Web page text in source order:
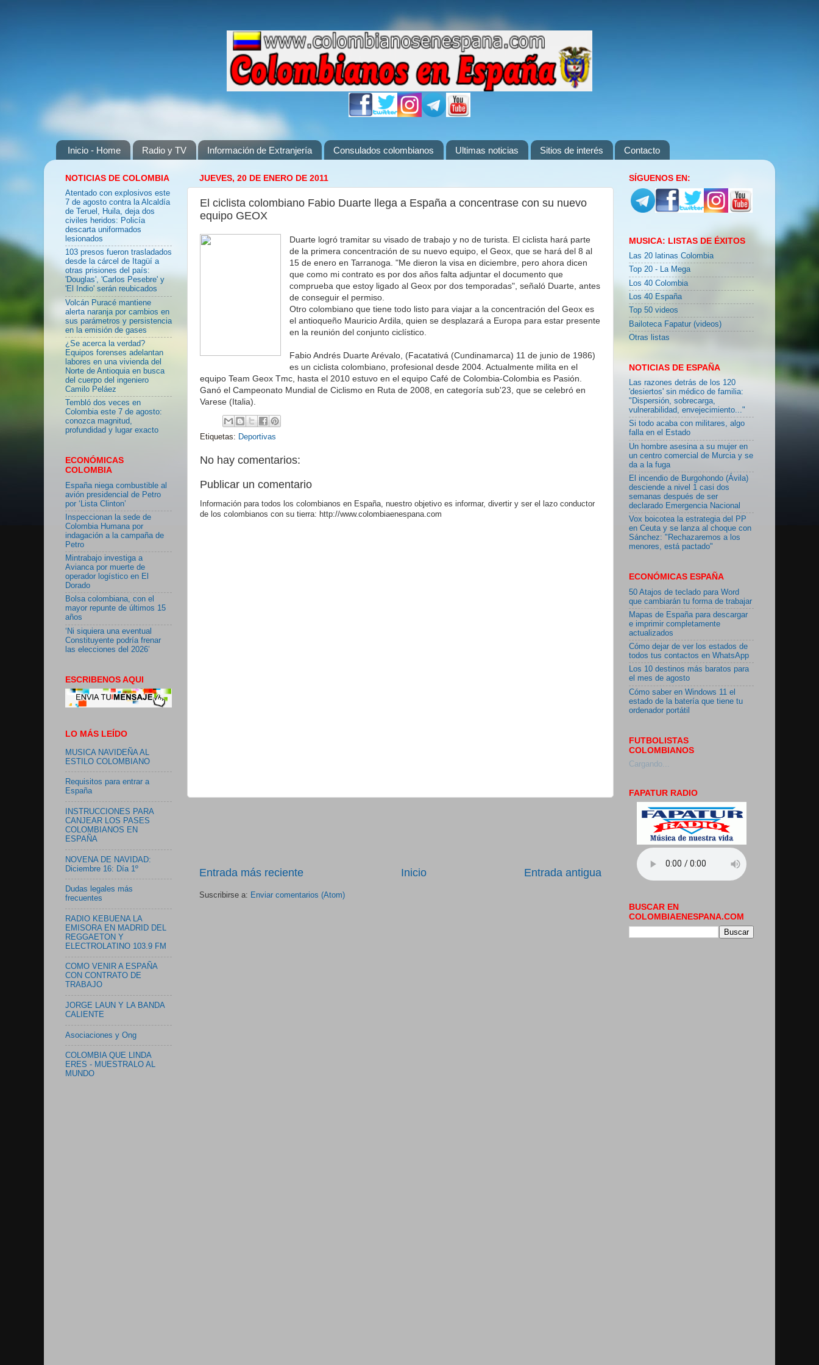
Inicio - Home Radio y TV Información de Extranjería Consulados colombianos Ultimas noticias Sitios de interés Contacto
JUEVES, 20 DE ENERO DE 2011
El ciclista colombiano Fabio Duarte llega a España a concentrase con su nuevo
equipo GEOX
Duarte logró tramitar su visado de trabajo y no de turista. El ciclista hará parte
de la primera concentración de su nuevo equipo, el Geox, que se hará del 8 al
15 de enero en Tarranoga. "Me dieron la visa en diciembre, pero ahora dicen
que como mi contrato es por dos años falta adjuntar el documento que
comprueba que estoy ligado al Geox por dos temporadas", señaló Duarte, antes
de conseguir el permiso.
Otro colombiano que tiene todo listo para viajar a la concentración del Geox es
el antioqueño Mauricio Ardila, quien se desplazará a Europa para estar presente
en la reunión del conjunto ciclístico.
Fabio Andrés Duarte Arévalo, (Facatativá (Cundinamarca) 11 de junio de 1986)
es un ciclista colombiano, profesional desde 2004. Actualmente milita en el
equipo Team Geox Tmc, hasta el 2010 estuvo en el equipo Café de Colombia-Colombia es Pasión.
Ganó el Campeonato Mundial de Ciclismo en Ruta de 2008, en categoría sub'23, que se celebró en
Varese (Italia).
Etiquetas: Deportivas
No hay comentarios:
Publicar un comentario
Información para todos los colombianos en España, nuestro objetivo es informar, divertir y ser el lazo conductor
de los colombianos con su tierra: http://www.colombiaenespana.com
Entrada más reciente Entrada antigua
Inicio
Suscribirse a: Enviar comentarios (Atom)
NOTICIAS DE COLOMBIA
Atentado con explosivos este
7 de agosto contra la Alcaldía
de Teruel, Huila, deja dos
civiles heridos: Policía
descarta uniformados
lesionados
103 presos fueron trasladados
desde la cárcel de Itagüí a
otras prisiones del país:
'Douglas', 'Carlos Pesebre' y
'El Indio' serán reubicados
Volcán Puracé mantiene
alerta naranja por cambios en
sus parámetros y persistencia
en la emisión de gases
¿Se acerca la verdad?
Equipos forenses adelantan
labores en una vivienda del
Norte de Antioquia en busca
del cuerpo del ingeniero
Camilo Peláez
Tembló dos veces en
Colombia este 7 de agosto:
conozca magnitud,
profundidad y lugar exacto
ECONÓMICAS
COLOMBIA
España niega combustible al
avión presidencial de Petro
por ‘Lista Clinton’
Inspeccionan la sede de
Colombia Humana por
indagación a la campaña de
Petro
Mintrabajo investiga a
Avianca por muerte de
operador logístico en El
Dorado
Bolsa colombiana, con el
mayor repunte de últimos 15
años
‘Ni siquiera una eventual
Constituyente podría frenar
las elecciones del 2026’
ESCRIBENOS AQUI
LO MÁS LEÍDO
MUSICA NAVIDEÑA AL
ESTILO COLOMBIANO
Requisitos para entrar a
España
INSTRUCCIONES PARA
CANJEAR LOS PASES
COLOMBIANOS EN
ESPAÑA
NOVENA DE NAVIDAD:
Diciembre 16: Día 1º
Dudas legales más
frecuentes
RADIO KEBUENA LA
EMISORA EN MADRID DEL
REGGAETON Y
ELECTROLATINO 103.9 FM
COMO VENIR A ESPAÑA
CON CONTRATO DE
TRABAJO
JORGE LAUN Y LA BANDA
CALIENTE
Asociaciones y Ong
COLOMBIA QUE LINDA
ERES - MUESTRALO AL
MUNDO
SÍGUENOS EN:
MUSICA: LISTAS DE ÉXITOS
Las 20 latinas Colombia
Top 20 - La Mega
Los 40 Colombia
Los 40 España
Top 50 videos
Bailoteca Fapatur (videos)
Otras listas
NOTICIAS DE ESPAÑA
Las razones detrás de los 120
'desiertos' sin médico de familia:
"Dispersión, sobrecarga,
vulnerabilidad, envejecimiento..."
Si todo acaba con militares, algo
falla en el Estado
Un hombre asesina a su mujer en
un centro comercial de Murcia y se
da a la fuga
El incendio de Burgohondo (Ávila)
desciende a nivel 1 casi dos
semanas después de ser
declarado Emergencia Nacional
Vox boicotea la estrategia del PP
en Ceuta y se lanza al choque con
Sánchez: "Rechazaremos a los
menores, está pactado"
ECONÓMICAS ESPAÑA
50 Atajos de teclado para Word
que cambiarán tu forma de trabajar
Mapas de España para descargar
e imprimir completamente
actualizados
Cómo dejar de ver los estados de
todos tus contactos en WhatsApp
Los 10 destinos más baratos para
el mes de agosto
Cómo saber en Windows 11 el
estado de la batería que tiene tu
ordenador portátil
FUTBOLISTAS
COLOMBIANOS
Cargando...
FAPATUR RADIO
BUSCAR EN
COLOMBIAENESPANA.COM